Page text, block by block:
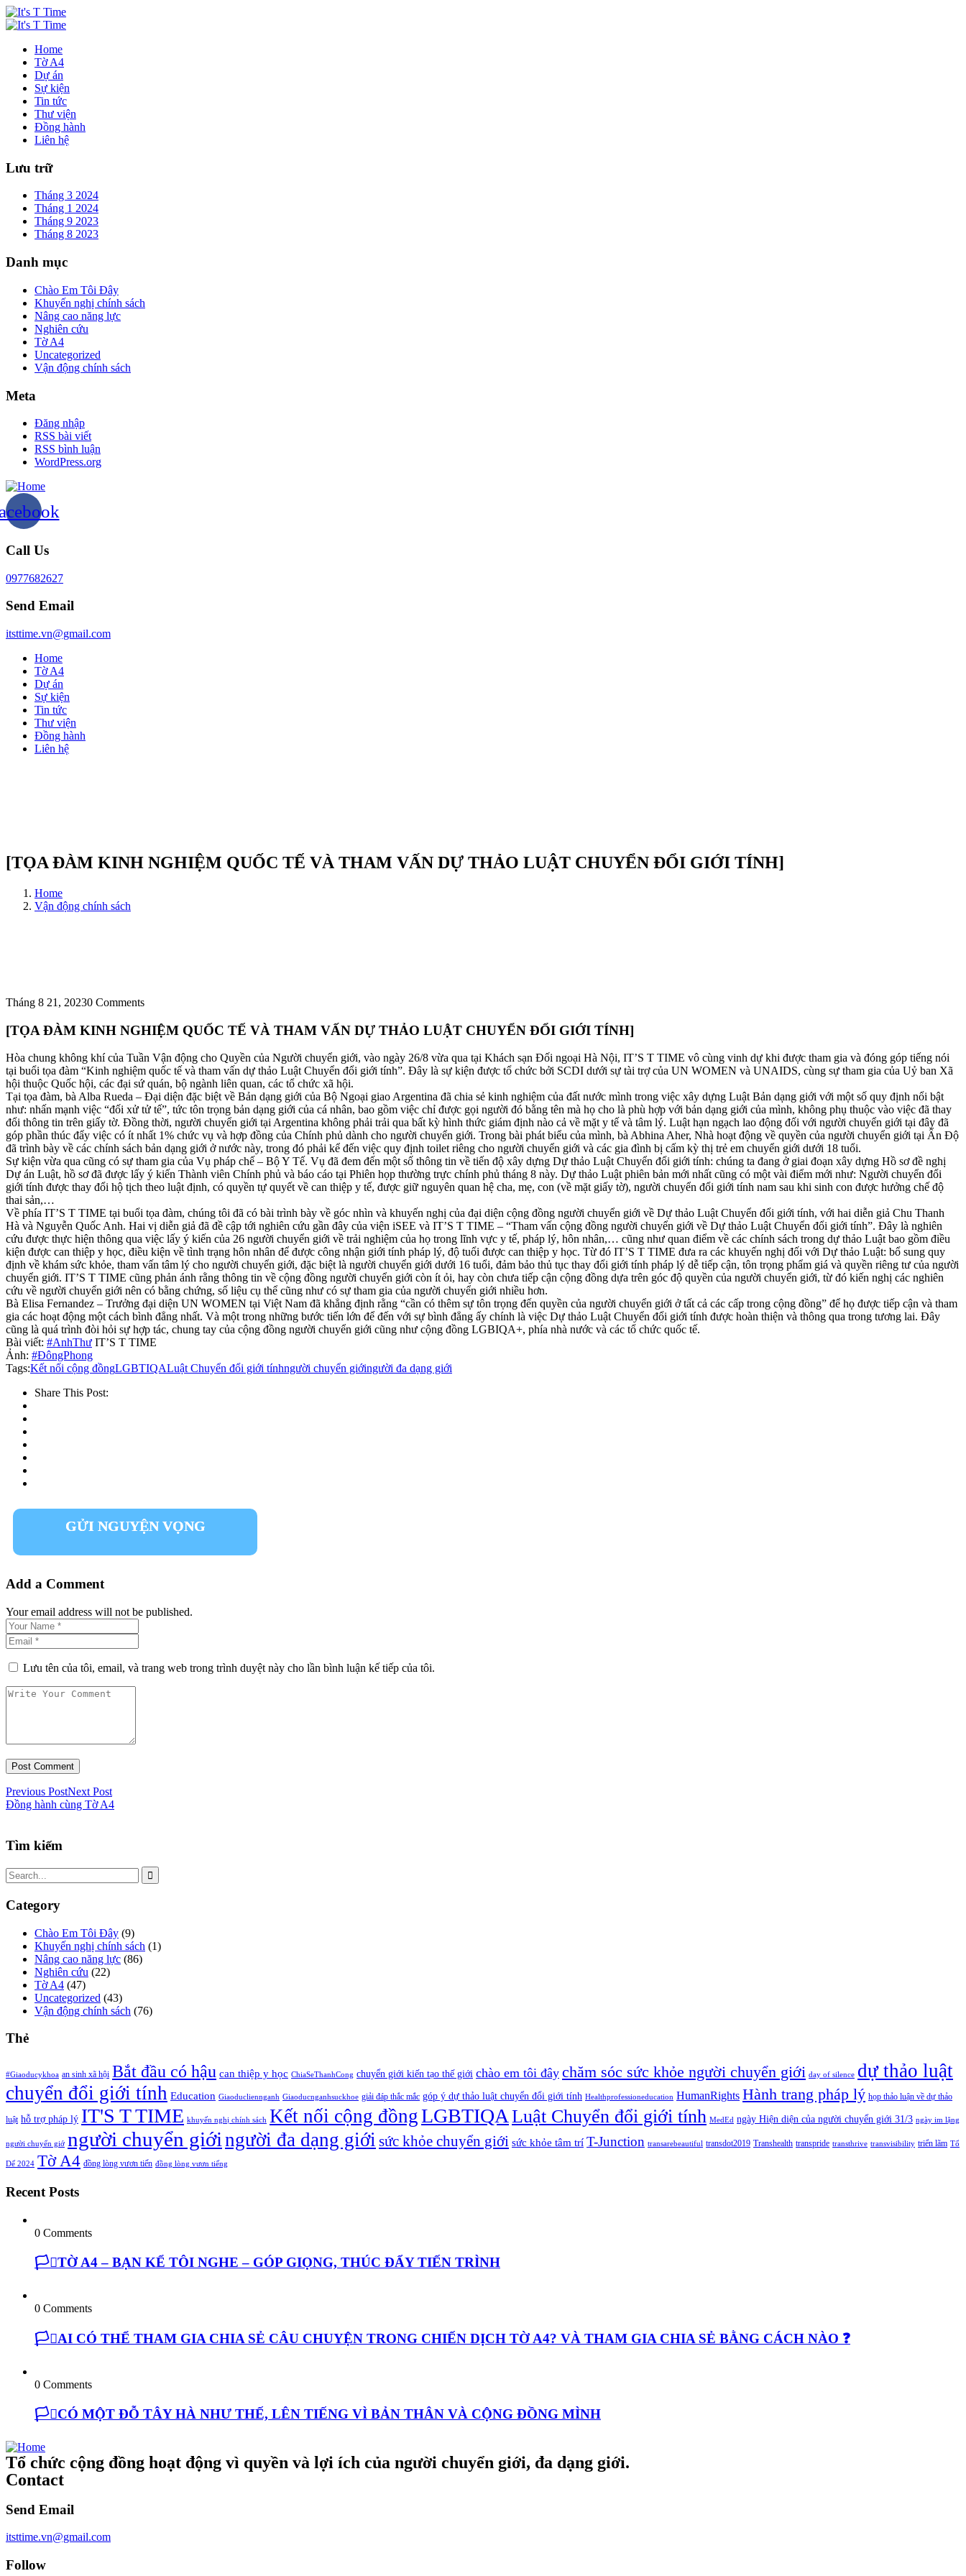
Home
Tờ A4
Dự án
Sự kiện
Tin tức
Thư viện
Đồng hành
Liên hệ
Lưu trữ
Tháng 3 2024
Tháng 1 2024
Tháng 9 2023
Tháng 8 2023
Danh mục
Chào Em Tôi Đây
Khuyến nghị chính sách
Nâng cao năng lực
Nghiên cứu
Tờ A4
Uncategorized
Vận động chính sách
Meta
Đăng nhập
RSS bài viết
RSS bình luận
WordPress.org
Call Us
0977682627
Send Email
itsttime.vn@gmail.com
Home
Tờ A4
Dự án
Sự kiện
Tin tức
Thư viện
Đồng hành
Liên hệ
[TỌA ĐÀM KINH NGHIỆM QUỐC TẾ VÀ THAM VẤN DỰ THẢO LUẬT CHUYỂN ĐỔI GIỚI TÍNH]
Home
Vận động chính sách
Tháng 8 21, 20230 Comments
[TỌA ĐÀM KINH NGHIỆM QUỐC TẾ VÀ THAM VẤN DỰ THẢO LUẬT CHUYỂN ĐỔI GIỚI TÍNH]
Hòa chung không khí của Tuần Vận động cho Quyền của Người chuyển giới, vào ngày 26/8 vừa qua tại Khách sạn Đối ngoại Hà Nội, IT’S T TIME vô cùng vinh dự khi được tham gia và đóng góp tiếng nói
tại buổi tọa đàm “Kinh nghiệm quốc tế và tham vấn dự thảo Luật Chuyển đổi giới tính”. Đây là sự kiện được tổ chức bởi SCDI dưới sự tài trợ của UN WOMEN và UNAIDS, cùng sự tham gia của Uỷ ban Xã
hội thuộc Quốc hội, các đại sứ quán, bộ ngành liên quan, các tổ chức xã hội.
Tại tọa đàm, bà Alba Rueda – Đại diện đặc biệt về Bản dạng giới của Bộ Ngoại giao Argentina đã chia sẻ kinh nghiệm của đất nước mình trong việc xây dựng Luật Bản dạng giới với một số quy định nổi bật
như: nhấn mạnh việc “đối xử tử tế”, tức tôn trọng bản dạng giới của cá nhân, bao gồm việc chỉ được gọi người đó bằng tên mà họ cho là phù hợp với bản dạng giới của mình, không phụ thuộc vào việc đã thay
đổi thông tin trên giấy tờ. Đồng thời, người chuyển giới tại Argentina không phải trải qua bất kỳ hình thức giám định nào cả về mặt y tế và tâm lý. Luật hạn ngạch lao động đối với người chuyển giới tại đây đã
góp phần thúc đẩy việc có ít nhất 1% chức vụ và hợp đồng của Chính phủ dành cho người chuyển giới. Trong bài phát biểu của mình, bà Abhina Aher, Nhà hoạt động về quyền của người chuyển giới tại Ấn Độ
đã trình bày về các chính sách bản dạng giới ở nước này, trong đó phải kể đến việc quy định toilet riêng cho người chuyển giới và các gia đình bị cấm kỳ thị trẻ em chuyển giới dưới 18 tuổi.
Sự kiện vừa qua cũng có sự tham gia của Vụ pháp chế – Bộ Y Tế. Vụ đã đem đến một số thông tin về tiến độ xây dựng Dự thảo Luật Chuyển đổi giới tính: chúng ta đang ở giai đoạn xây dựng Hồ sơ đề nghị
Dự án Luật, hồ sơ đã được lấy ý kiến Thành viên Chính phủ và báo cáo tại Phiên họp thường trực chính phủ tháng 8 này. Dự thảo Luật phiên bản mới nhất cũng có một vài điểm mới như: Người chuyển đổi
giới tính được thay đổi hộ tịch theo luật định, có quyền tự quyết về can thiệp y tế, được giữ nguyên quan hệ cha, mẹ, con (về mặt giấy tờ), người chuyển đổi giới tính nam sau khi sinh con được hưởng chế độ
thai sản,…
Về phía IT’S T TIME tại buổi tọa đàm, chúng tôi đã có bài trình bày về góc nhìn và khuyến nghị của đại diện cộng đồng người chuyển giới về Dự thảo Luật Chuyển đổi giới tính, với hai diễn giả Chu Thanh
Hà và Nguyễn Quốc Anh. Hai vị diễn giả đã đề cập tới nghiên cứu gần đây của viện iSEE và IT’S T TIME – “Tham vấn cộng đồng người chuyển giới về Dự thảo Luật Chuyển đổi giới tính”. Đây là nghiên
cứu được thực hiện thông qua việc lấy ý kiến của 26 người chuyển giới về trải nghiệm của họ trong lĩnh vực y tế, pháp lý, hôn nhân,… cũng như quan điểm về các chính sách trong dự thảo Luật bao gồm điều
kiện được can thiệp y học, điều kiện về tình trạng hôn nhân để được công nhận giới tính pháp lý, độ tuổi được can thiệp y học. Từ đó IT’S T TIME đưa ra các khuyến nghị đối với Dự thảo Luật: bổ sung quy
định về khám sức khỏe, tham vấn tâm lý cho người chuyển giới, đặc biệt là người chuyển giới dưới 16 tuổi, đảm bảo thủ tục thay đổi giới tính pháp lý dễ tiếp cận, tôn trọng phẩm giá và quyền riêng tư của người
chuyển giới. IT’S T TIME cũng phản ánh rằng thông tin về cộng đồng người chuyển giới còn ít ỏi, hay còn chưa tiếp cận cộng đồng dựa trên góc độ quyền của người chuyển giới, từ đó kiến nghị các nghiên
cứu về người chuyển giới nên có bằng chứng, số liệu cụ thể cũng như có sự tham gia của người chuyển giới nhiều hơn.
Bà Elisa Fernandez – Trưởng đại diện UN WOMEN tại Việt Nam đã khẳng định rằng “cần có thêm sự tôn trọng đến quyền của người chuyển giới ở tất cả các cấp trong cộng đồng” để họ được tiếp cận và tham
gia các hoạt động một cách bình đẳng nhất. Và một trong những bước tiến lớn để đến với sự bình đẳng ấy chính là việc Dự thảo Luật Chuyển đổi giới tính được hoàn thiện và thông qua trong tương lai. Đây
cũng là quá trình đòi hỏi sự hợp tác, chung tay của cộng đồng người chuyển giới cũng như cộng đồng LGBIQA+, phía nhà nước và các tổ chức quốc tế.
Bài viết: #AnhThư IT’S T TIME
Ảnh: #ĐôngPhong
Tags:Kết nối cộng đồngLGBTIQALuật Chuyển đổi giới tínhngười chuyển giớingười đa dạng giới
Share This Post:
GỬI NGUYỆN VỌNG
Add a Comment
Your email address will not be published.
Lưu tên của tôi, email, và trang web trong trình duyệt này cho lần bình luận kế tiếp của tôi.
Previous PostNext Post
Đồng hành cùng Tờ A4
Tìm kiếm
Category
Chào Em Tôi Đây (9)
Khuyến nghị chính sách (1)
Nâng cao năng lực (86)
Nghiên cứu (22)
Tờ A4 (47)
Uncategorized (43)
Vận động chính sách (76)
Thẻ
#Giaoducykhoa an sinh xã hội Bắt đầu có hậu can thiệp y học ChiaSeThanhCong chuyển giới kiến tạo thế giới chào em tôi đây chăm sóc sức khỏe người chuyển giới day of silence dự thảo luật
chuyển đổi giới tính Education Giaoducliennganh Giaoducnganhsuckhoe giải đáp thắc mắc góp ý dự thảo luật chuyển đổi giới tính Healthprofessioneducation HumanRights Hành trang pháp lý họp thảo luận về dự thảo
luật hỗ trợ pháp lý IT'S T TIME khuyến nghị chính sách Kết nối cộng đồngLGBTIQA Luật Chuyển đổi giới tính MedEd ngày Hiện diện của người chuyển giới 31/3 ngày im lặng
người chuyển giớ người chuyển giới người đa dạng giới sức khỏe chuyển giới sức khỏe tâm trí T-Junction transarebeautiful transdot2019 Transhealth transpride transthrive transvisibility triển lãm Tổ
Dế 2024 Tờ A4 đồng lòng vươn tiến đồng lòng vươn tiếng
Recent Posts
0 Comments
🏳️‍⚧️TỜ A4 – BẠN KỂ TÔI NGHE – GÓP GIỌNG, THÚC ĐẨY TIẾN TRÌNH
0 Comments
🏳️‍⚧️AI CÓ THỂ THAM GIA CHIA SẺ CÂU CHUYỆN TRONG CHIẾN DỊCH TỜ A4? VÀ THAM GIA CHIA SẺ BẰNG CÁCH NÀO ❓
0 Comments
🏳️‍⚧️CÓ MỘT ĐỖ TÂY HÀ NHƯ THẾ, LÊN TIẾNG VÌ BẢN THÂN VÀ CỘNG ĐỒNG MÌNH
Tổ chức cộng đồng hoạt động vì quyền và lợi ích của người chuyển giới, đa dạng giới.
Contact
Send Email
itsttime.vn@gmail.com
Follow